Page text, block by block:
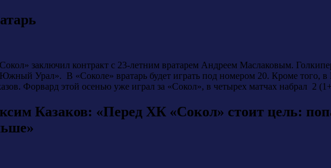
заключил контракт с 23-летним вратарем Андреем Маслаковым.
Урал». В «Соколе» вратарь будет играть под номером 20. Кроме того,
Форвард этой осенью уже играл за «Сокол», в четырех матчах набрал 2
Казаков: «Перед ХК «Сокол» стоит цель: